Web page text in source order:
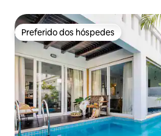
Preferido dos hóspedes
Preferido dos hóspedes